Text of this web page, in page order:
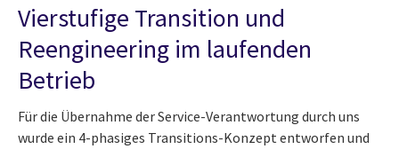
Vierstufige Transition und
Reengineering im laufenden
Betrieb
Für die Übernahme der Service-Verantwortung durch uns
wurde ein 4-phasiges Transitions-Konzept entworfen und